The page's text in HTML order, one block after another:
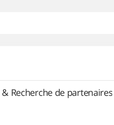
Recherche de partenaires